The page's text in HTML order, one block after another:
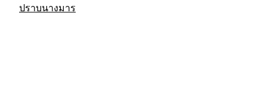
ปราบนางมาร